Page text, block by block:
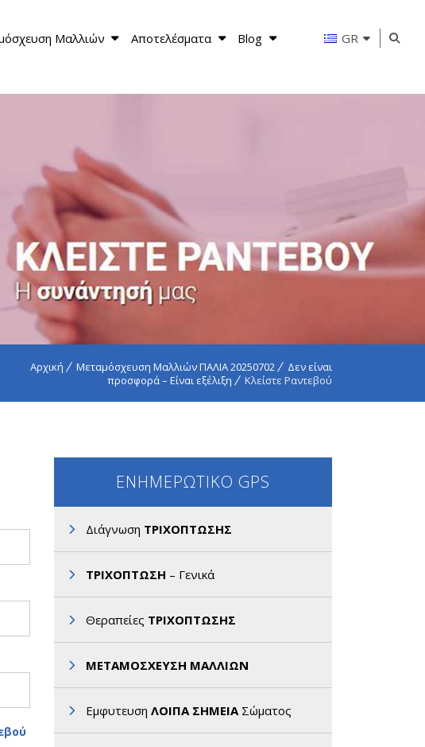
Μαλλιών Αποτελέσματα Blog GR
Αρχική Μεταμόσχευση Μαλλιών ΠΑΛΙΑ 20250702
Δεν είναι
προσφορά – Είναι εξέλιξη
Κλείστε Ραντεβού
ΕΝΗΜΕΡΩΤΙΚΟ GPS
Διάγνωση ΤΡΙΧΟΠΤΩΣΗΣ
ΤΡΙΧΟΠΤΩΣΗ – Γενικά
Θεραπείες ΤΡΙΧΟΠΤΩΣΗΣ
ΜΕΤΑΜΟΣΧΕΥΣΗ ΜΑΛΛΙΩΝ
Εμφυτευση ΛΟΙΠΑ ΣΗΜΕΙΑΣώματος